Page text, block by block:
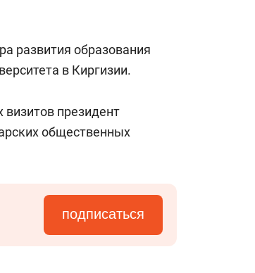
развития образования
в Киргизии.
президент
общественных
подписаться